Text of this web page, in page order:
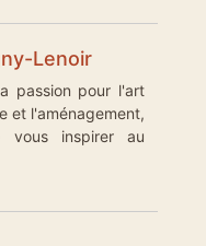
Lenoir
passion pour l'art
et l'aménagement,
vous inspirer au